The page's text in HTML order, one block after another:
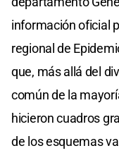
información oficial
regional de
que, más allá del
común de la
hicieron cuadros
de los esquemas